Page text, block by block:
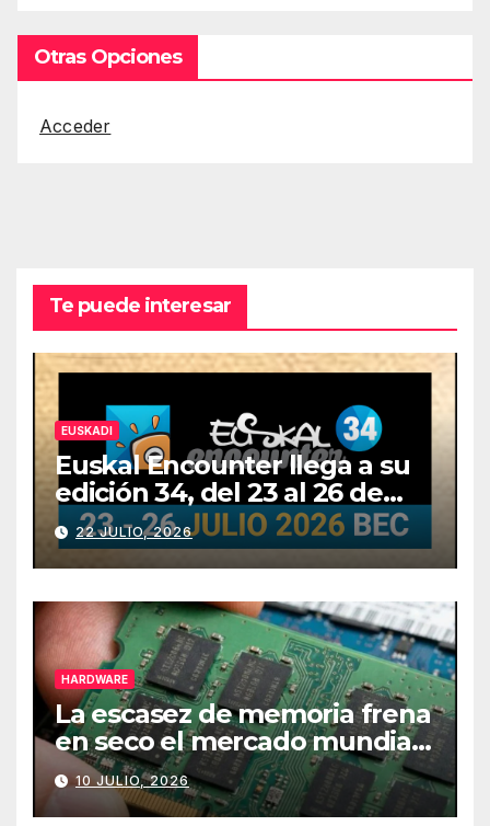
Otras Opciones
Acceder
Te puede interesar
EUSKADI
Euskal Encounter llega a su
edición 34, del 23 al 26 de
julio
22 JULIO, 2026
HARDWARE
La escasez de memoria frena
en seco el mercado mundial
de PCs
10 JULIO, 2026